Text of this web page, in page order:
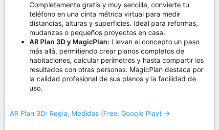
Completamente gratis y muy sencilla, convierte tu
teléfono en una cinta métrica virtual para medir
distancias, alturas y superficies. Ideal para reformas,
mudanzas o pequeños proyectos en casa.
AR Plan 3D y MagicPlan: Llevan el concepto un paso
más allá, permitiendo crear planos completos de
habitaciones, calcular perímetros y hasta compartir los
resultados con otras personas. MagicPlan destaca por
la calidad profesional de sus planos y la facilidad de
uso.
AR Plan 3D: Regla, Medidas (Free, Google Play) →